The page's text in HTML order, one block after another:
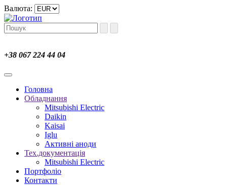
Валюта:
+38 067 224 44 04
Головна
Обладнання
Mitsubishi Electric
Daikin
Kaisai
Iglu
Активні аноди
Тех.документація
Mitsubishi Electric
Портфоліо
Контакти